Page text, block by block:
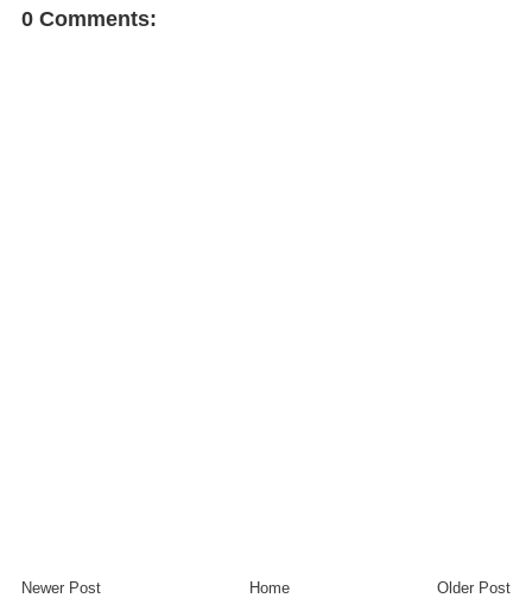
0 Comments:
Newer Post Older Post
Home